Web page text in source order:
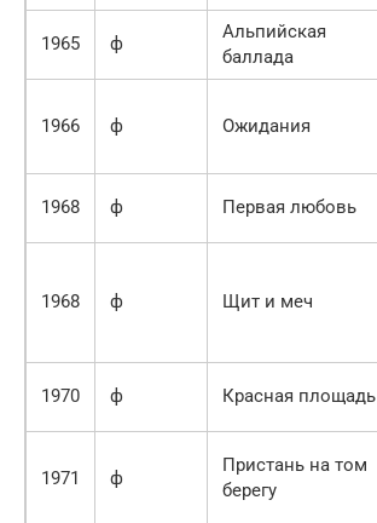
1965 ф
Альпийская
баллада
1966 ф Ожидания
1968 ф Первая любовь
1968 ф Щит и меч
1970 ф Красная площадь
1971 ф
Пристань на том
берегу